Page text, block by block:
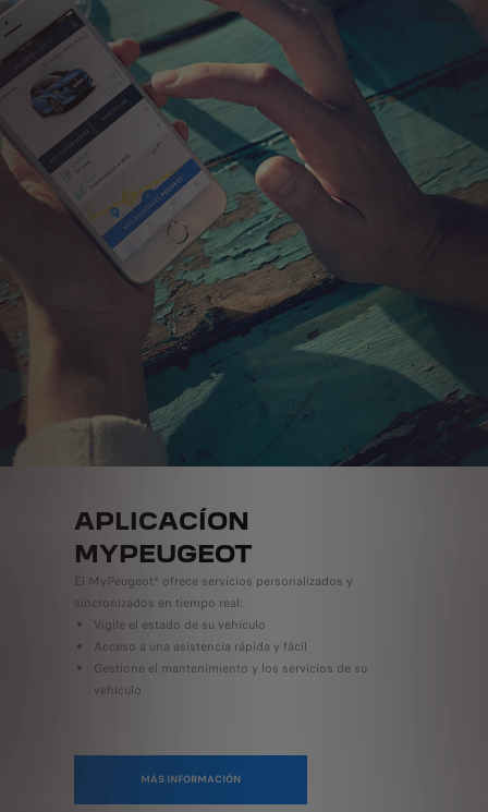
APLICACÍON
MYPEUGEOT
El MyPeugeot* ofrece servicios personalizados y
sincronizados en tiempo real:
Vigile el estado de su vehículo
Acceso a una asistencia rápida y fácil
Gestione el mantenimiento y los servicios de su
vehículo
MÁS INFORMACIÓN